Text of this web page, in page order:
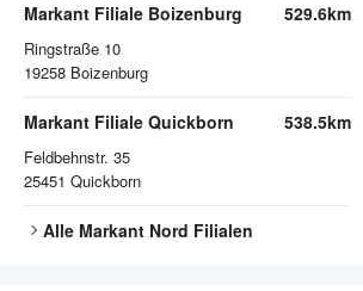
Markant Filiale Boizenburg
Ringstraße 10
19258 Boizenburg
529.6km
Markant Filiale Quickborn
Feldbehnstr. 35
25451 Quickborn
538.5km
Alle Markant Nord Filialen